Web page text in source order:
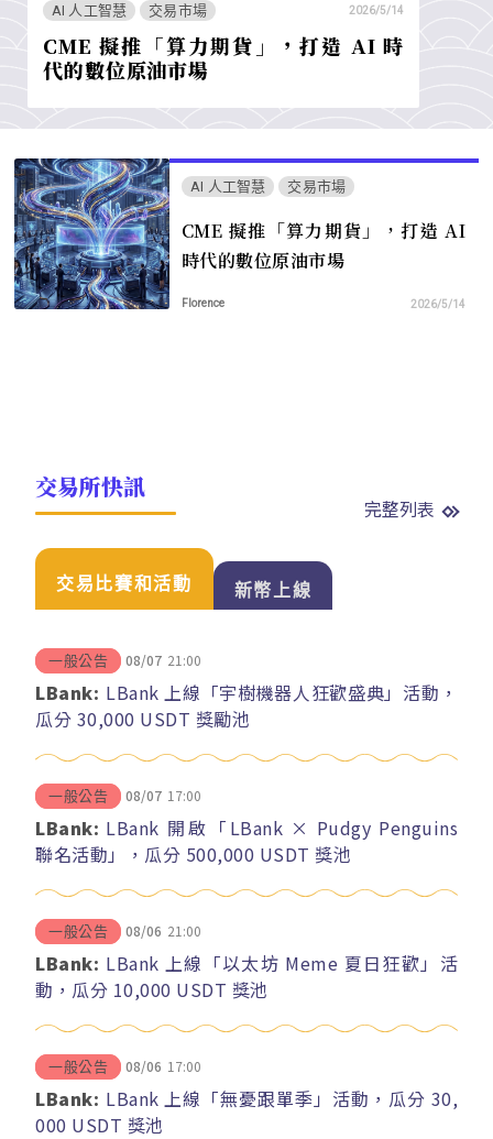
AI 人工智慧 交易市場 2026/5/14
CME 擬推「算力期貨」，打造 AI 時
代的數位原油市場
AI 人工智慧 交易市場
CME 擬推「算力期貨」，打造 AI
時代的數位原油市場
Florence 2026/5/14
交易所快訊
完整列表
交易比賽和活動 新幣上線
一般公告 08/07 21:00
LBank: LBank 上線「宇樹機器人狂歡盛典」活動，
瓜分 30,000 USDT 獎勵池
一般公告 08/07 17:00
LBank: LBank 開啟「LBank × Pudgy Penguins
聯名活動」，瓜分 500,000 USDT 獎池
一般公告 08/06 21:00
LBank: LBank 上線「以太坊 Meme 夏日狂歡」活
動，瓜分 10,000 USDT 獎池
一般公告 08/06 17:00
LBank: LBank 上線「無憂跟單季」活動，瓜分 30,
000 USDT 獎池